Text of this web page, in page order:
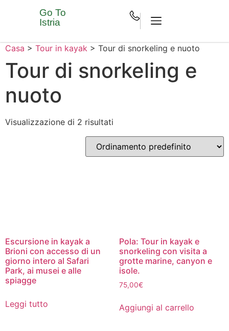
Go To
Istria
Casa > Tour in kayak > Tour di snorkeling e nuoto
Tour di snorkeling e
nuoto
Visualizzazione di 2 risultati
Escursione in kayak a
Brioni con accesso di un
giorno intero al Safari
Park, ai musei e alle
spiagge
Leggi tutto
Pola: Tour in kayak e
snorkeling con visita a
grotte marine, canyon e
isole.
75,00€
Aggiungi al carrello